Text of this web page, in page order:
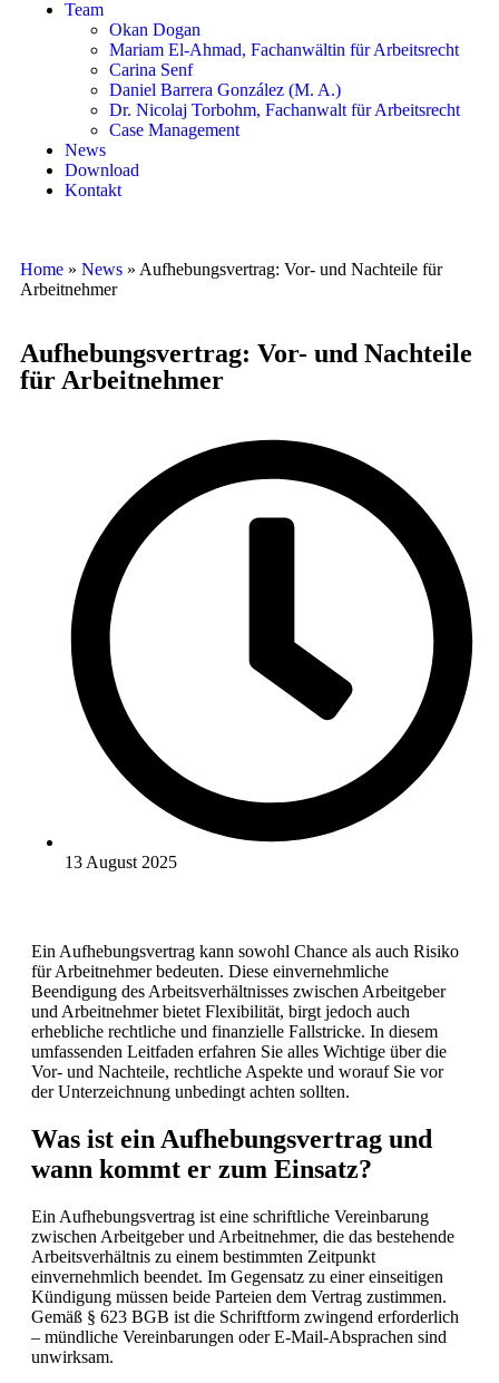
Team
Okan Dogan
Mariam El-Ahmad, Fachanwältin für Arbeitsrecht
Carina Senf
Daniel Barrera González (M. A.)
Dr. Nicolaj Torbohm, Fachanwalt für Arbeitsrecht
Case Management
News
Download
Kontakt
Home » News » Aufhebungsvertrag: Vor- und Nachteile für
Arbeitnehmer
Aufhebungsvertrag: Vor- und Nachteile
für Arbeitnehmer
13 August 2025
Ein Aufhebungsvertrag kann sowohl Chance als auch Risiko
für Arbeitnehmer bedeuten. Diese einvernehmliche
Beendigung des Arbeitsverhältnisses zwischen Arbeitgeber
und Arbeitnehmer bietet Flexibilität, birgt jedoch auch
erhebliche rechtliche und finanzielle Fallstricke. In diesem
umfassenden Leitfaden erfahren Sie alles Wichtige über die
Vor- und Nachteile, rechtliche Aspekte und worauf Sie vor
der Unterzeichnung unbedingt achten sollten.
Was ist ein Aufhebungsvertrag und
wann kommt er zum Einsatz?
Ein Aufhebungsvertrag ist eine schriftliche Vereinbarung
zwischen Arbeitgeber und Arbeitnehmer, die das bestehende
Arbeitsverhältnis zu einem bestimmten Zeitpunkt
einvernehmlich beendet. Im Gegensatz zu einer einseitigen
Kündigung müssen beide Parteien dem Vertrag zustimmen.
Gemäß § 623 BGB ist die Schriftform zwingend erforderlich
– mündliche Vereinbarungen oder E-Mail-Absprachen sind
unwirksam.